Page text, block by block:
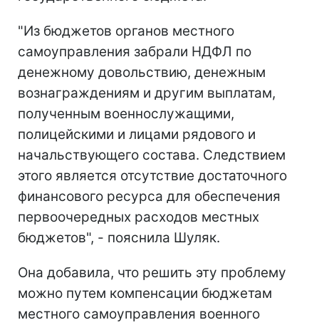
"Из бюджетов органов местного
самоуправления забрали НДФЛ по
денежному довольствию, денежным
вознаграждениям и другим выплатам,
полученным военнослужащими,
полицейскими и лицами рядового и
начальствующего состава. Следствием
этого является отсутствие достаточного
финансового ресурса для обеспечения
первоочередных расходов местных
бюджетов", - пояснила Шуляк.
Она добавила, что решить эту проблему
можно путем компенсации бюджетам
местного самоуправления военного